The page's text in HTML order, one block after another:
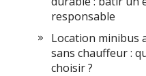
responsable
Location minibus
sans chauffeur :
choisir ?